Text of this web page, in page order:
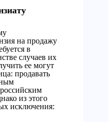
на продажу
в
случаев их
ее могут
продавать
из этого
исключения: